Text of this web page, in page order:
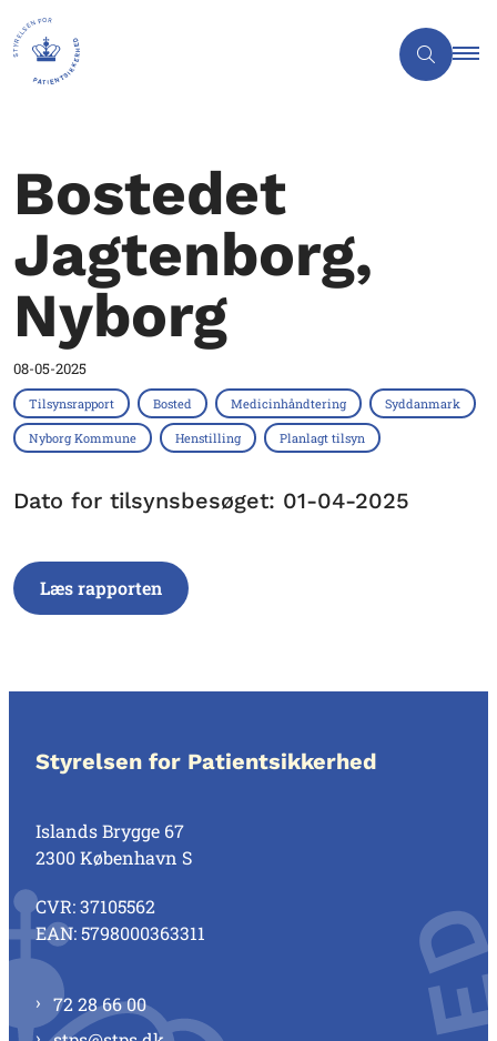
Bostedet
Jagtenborg,
Nyborg
08-05-2025
Tilsynsrapport Bosted Medicinhåndtering Syddanmark
Nyborg Kommune Henstilling Planlagt tilsyn
Dato for tilsynsbesøget: 01-04-2025
Læs rapporten
Styrelsen for Patientsikkerhed
Islands Brygge 67
2300 København S
CVR: 37105562
EAN: 5798000363311
72 28 66 00